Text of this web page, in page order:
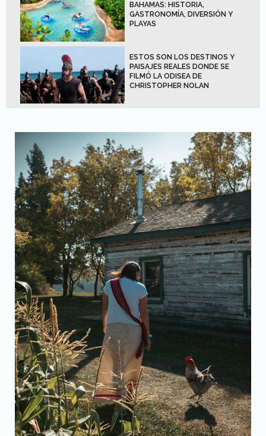
BAHAMAS: HISTORIA,
GASTRONOMÍA, DIVERSIÓN Y
PLAYAS
ESTOS SON LOS DESTINOS Y
PAISAJES REALES DONDE SE
FILMÓ LA ODISEA DE
CHRISTOPHER NOLAN